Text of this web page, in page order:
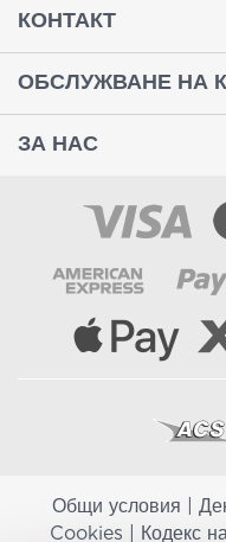
КОНТАКТ
ОБСЛУЖВАНЕ НА
ЗА НАС
Общи условия
Cookies
Кодекс